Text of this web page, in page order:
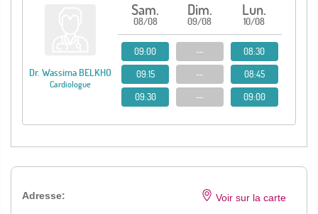
Dr. Wassima BELKHO
Cardiologue
Sam.
08/08
Dim.
09/08
Lun.
10/08
09:00
09:15
09:30
--
--
--
08:30
08:45
09:00
Adresse: Voir sur la carte